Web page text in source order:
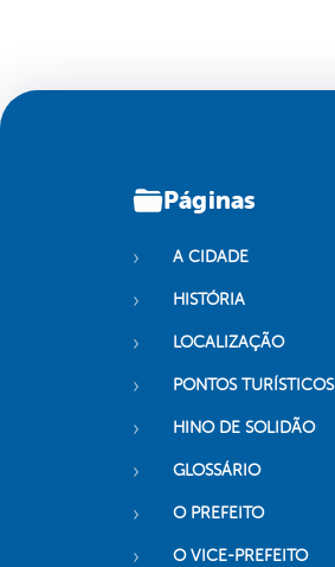
Páginas
A CIDADE
HISTÓRIA
LOCALIZAÇÃO
PONTOS TURÍSTICOS
HINO DE SOLIDÃO
GLOSSÁRIO
O PREFEITO
O VICE-PREFEITO